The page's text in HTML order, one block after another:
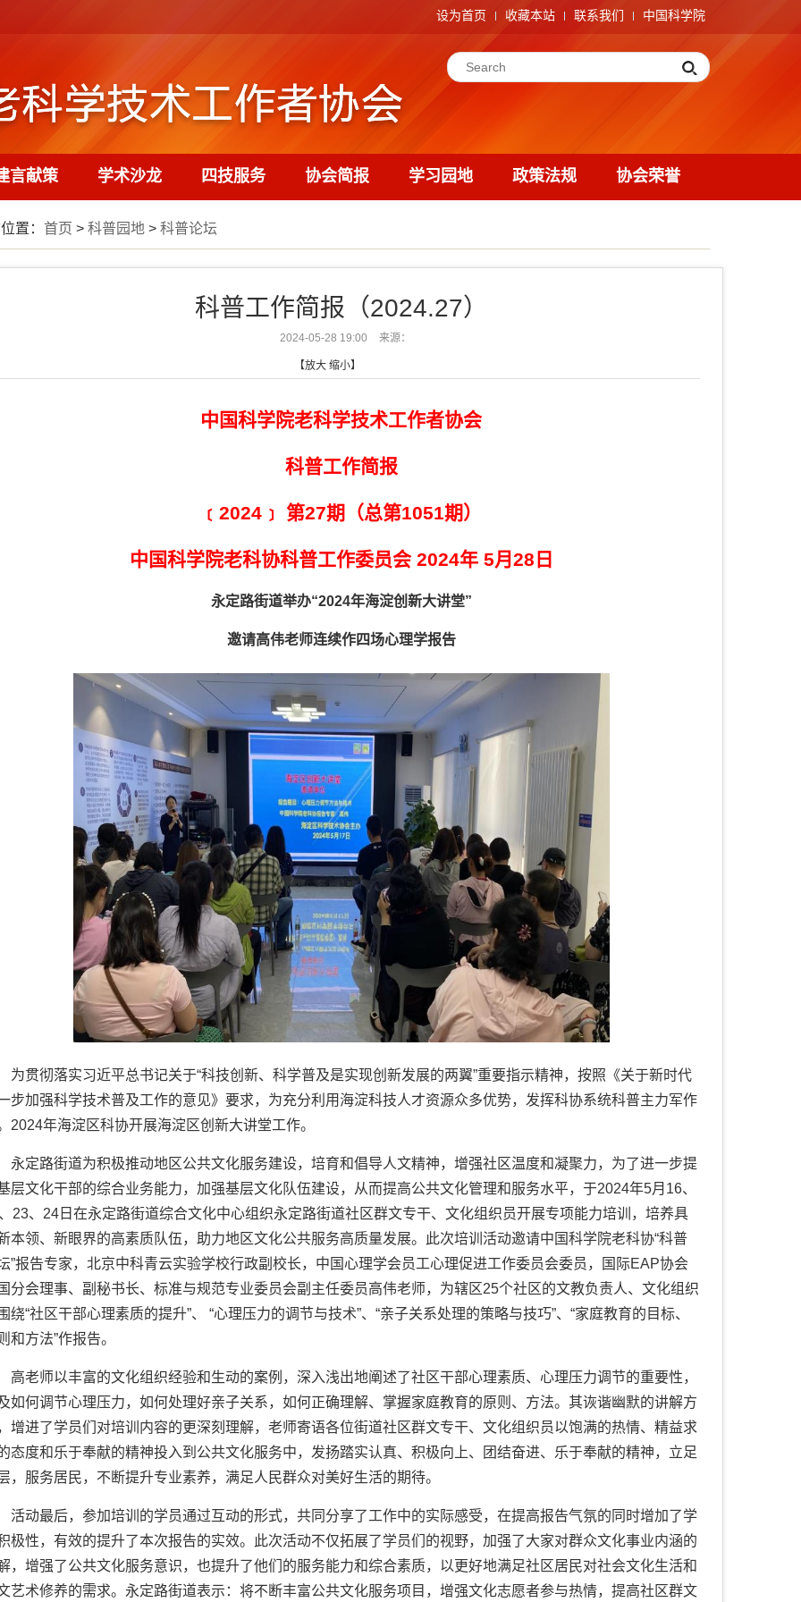
设为首页 收藏本站 联系我们 中国科学院
言献策 学术沙龙 四技服务 协会简报 学习园地 政策法规 协会荣誉
置： 首页 > 科普园地 > 科普论坛
科普工作简报（2024.27）
2024-05-28 19:00 来源：
【放大 缩小】
中国科学院老科学技术工作者协会
科普工作简报
﹝2024﹞ 第27期（总第1051期）
中国科学院老科协科普工作委员会 2024年 5月28日
永定路街道举办“2024年海淀创新大讲堂”
邀请高伟老师连续作四场心理学报告
为贯彻落实习近平总书记关于“科技创新、科学普及是实现创新发展的两翼”重要指示精神，按照《关于新时代
步加强科学技术普及工作的意见》要求，为充分利用海淀科技人才资源众多优势，发挥科协系统科普主力军作
2024年海淀区科协开展海淀区创新大讲堂工作。
永定路街道为积极推动地区公共文化服务建设，培育和倡导人文精神，增强社区温度和凝聚力，为了进一步提
层文化干部的综合业务能力，加强基层文化队伍建设，从而提高公共文化管理和服务水平，于2024年5月 16、
、 23、 24日在永定路街道综合文化中心组织永定路街道社区群文专干、文化组织员开展专项能力培训，培养具
本领、新眼界的高素质队伍，助力地区文化公共服务高质量发展。
此次培训活动邀请中国科学院老科协“科普
”报告专家， 北京中科青云实验学校行政副校长，中国心理学会员工心理促进工作委员会委员，国际EAP协会
分会理事、副秘书长、标准与规范专业委员会副主任委员高伟老师，为辖区25个社区的文教负责人、文化组织
绕“社区干部心理素质的提升”、 “心理压力的调节与技术”、“亲子关系处理的策略与技巧”、“家庭教育的目标、
和方法”作报告。
高老师以丰富的文化组织经验和生动的案例，深入浅出地阐述了社区干部心理素质、心理压力调节的重要性，
如何调节心理压力，如何处理好亲子关系，如何正确理解、掌握家庭教育的原则、方法。其诙谐幽默的讲解方
增进了学员们对培训内容的更深刻理解，老师寄语各位街道社区群文专干、文化组织员以饱满的热情、精益求
态度和乐于奉献的精神投入到公共文化服务中，发扬踏实认真、积极向上、团结奋进、乐于奉献的精神，立足
，服务居民，不断提升专业素养，满足人民群众对美好生活的期待。
活动最后，参加培训的学员通过互动的形式，共同分享了工作中的实际感受，在提高报告气氛的同时增加了学
极性，有效的提升了本次报告的实效。
此次活动不仅拓展了学员们的视野，加强了大家对群众文化事业内涵的
，增强了公共文化服务意识，也提升了他们的服务能力和综合素质，以更好地满足社区居民对社会文化生活和
艺术修养的需求。 永定路街道表示：将不断丰富公共文化服务项目，增强文化志愿者参与热情，提高社区群文